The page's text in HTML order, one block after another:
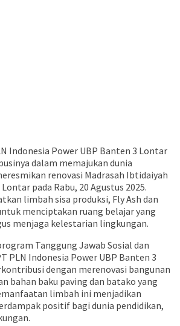
Indonesia Power UBP Banten 3 Lontar
dalam memajukan dunia
renovasi Madrasah Ibtidaiyah
pada Rabu, 20 Agustus 2025.
limbah sisa produksi, Fly Ash dan
menciptakan ruang belajar yang
menjaga kelestarian lingkungan.
Tanggung Jawab Sosial dan
PLN Indonesia Power UBP Banten 3
dengan merenovasi bangunan
bahan baku paving dan batako yang
limbah ini menjadikan
positif bagi dunia pendidikan,